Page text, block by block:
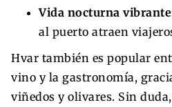
Vida nocturna
al puerto atraen
Hvar también es popular
vino y la gastronomía,
viñedos y olivares. Sin